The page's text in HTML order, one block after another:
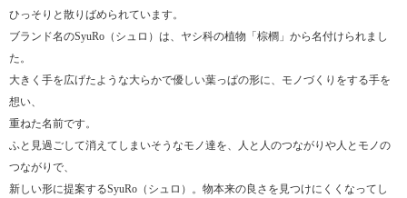
ひっそりと散りばめられています。
ブランド名のSyuRo（シュロ）は、ヤシ科の植物「棕櫚」から名付けられまし
た。
大きく手を広げたような大らかで優しい葉っぱの形に、モノづくりをする手を
想い、
重ねた名前です。
ふと見過ごして消えてしまいそうなモノ達を、人と人のつながりや人とモノの
つながりで、
新しい形に提案するSyuRo（シュロ）。物本来の良さを見つけにくくなってし